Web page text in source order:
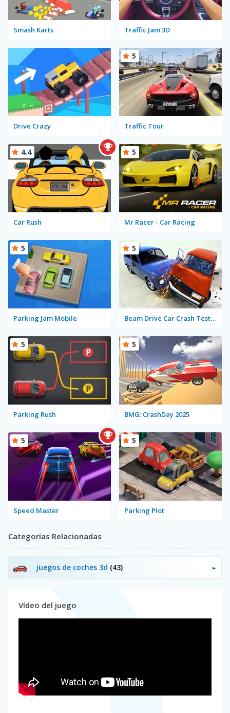
Smash Karts Traffic Jam 3D
Drive Crazy Traffic Tour
5
Car Rush
4.4
Mr Racer - Car Racing
5
Parking Jam Mobile
5
Beam Drive Car Crash Test Simulator
5
Parking Rush
5
BMG: CrashDay 2025
5
Speed Master
5
Parking Plot
5
Categorías Relacionadas
juegos de coches 3d (43)
Vídeo del juego